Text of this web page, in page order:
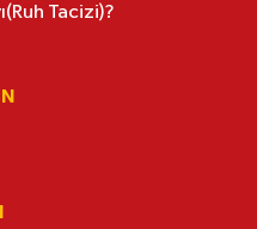
Tacizi)?